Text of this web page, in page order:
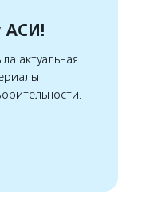
АСИ!
актуальная